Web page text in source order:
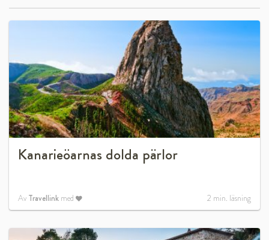
Kanarieöarnas dolda pärlor
Av Travellink med 2 min. läsning